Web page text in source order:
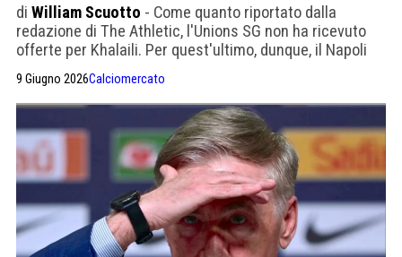
di William Scuotto - Come quanto riportato dalla
redazione di The Athletic, l'Unions SG non ha ricevuto
offerte per Khalaili. Per quest'ultimo, dunque, il Napoli
Bournemouth
9 Giugno 2026Calciomercato